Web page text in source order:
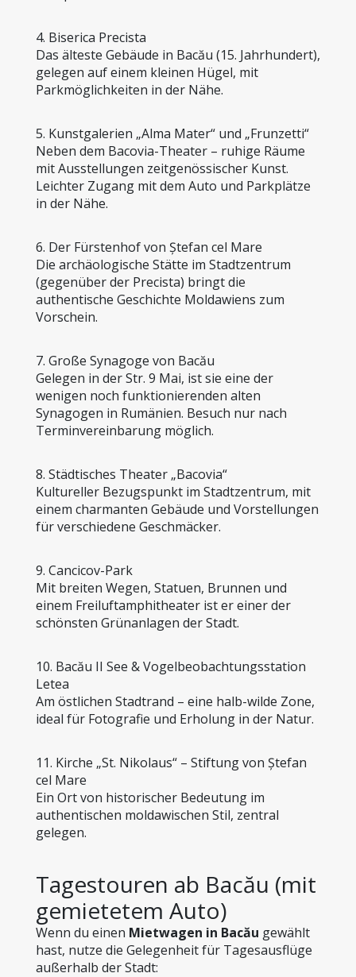
4. Biserica Precista
Das älteste Gebäude in Bacău (15. Jahrhundert),
gelegen auf einem kleinen Hügel, mit
Parkmöglichkeiten in der Nähe.
5. Kunstgalerien „Alma Mater“ und „Frunzetti“
Neben dem Bacovia-Theater – ruhige Räume
mit Ausstellungen zeitgenössischer Kunst.
Leichter Zugang mit dem Auto und Parkplätze
in der Nähe.
6. Der Fürstenhof von Ștefan cel Mare
Die archäologische Stätte im Stadtzentrum
(gegenüber der Precista) bringt die
authentische Geschichte Moldawiens zum
Vorschein.
7. Große Synagoge von Bacău
Gelegen in der Str. 9 Mai, ist sie eine der
wenigen noch funktionierenden alten
Synagogen in Rumänien. Besuch nur nach
Terminvereinbarung möglich.
8. Städtisches Theater „Bacovia“
Kultureller Bezugspunkt im Stadtzentrum, mit
einem charmanten Gebäude und Vorstellungen
für verschiedene Geschmäcker.
9. Cancicov-Park
Mit breiten Wegen, Statuen, Brunnen und
einem Freiluftamphitheater ist er einer der
schönsten Grünanlagen der Stadt.
10. Bacău II See & Vogelbeobachtungsstation
Letea
Am östlichen Stadtrand – eine halb-wilde Zone,
ideal für Fotografie und Erholung in der Natur.
11. Kirche „St. Nikolaus“ – Stiftung von Ștefan
cel Mare
Ein Ort von historischer Bedeutung im
authentischen moldawischen Stil, zentral
gelegen.
Tagestouren ab Bacău (mit
gemietetem Auto)
Wenn du einen Mietwagen in Bacău gewählt
hast, nutze die Gelegenheit für Tagesausflüge
außerhalb der Stadt: